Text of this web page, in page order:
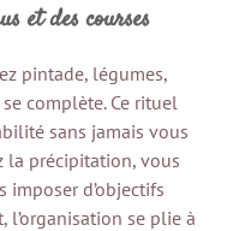
et des courses
pintade, légumes,
complète. Ce rituel
sans jamais vous
la précipitation, vous
imposer d’objectifs
l’organisation se plie à